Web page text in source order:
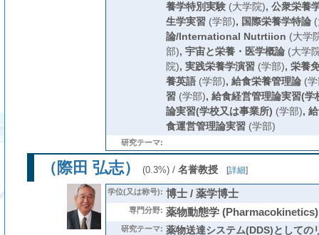
養学特別実験(大学院), 公衆栄養
生学実習(学部), 国際栄養学特論(
論/International Nutrtiion (大学
部), 宇宙と栄養・医学概論(大学
院), 実践栄養学演習(学部), 栄養
養英語(学部), 給食栄養管理論(学
習(学部), 給食経営管理論実習(学
論実習(学校又は事業所) (学部),
食運営管理論実習(学部)
研究テーマ:
（際田 弘志） (0.3%)/ 名誉教授 [詳細]
学位(又は称号): 博士 / 薬学博士
専門分野: 薬物動態学 (Pharmacokinetics)
研究テーマ: 薬物送達システム(DDS)としての